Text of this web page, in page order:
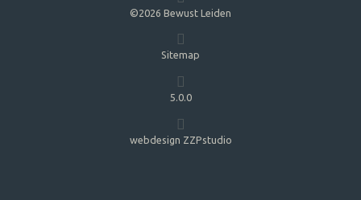
©2026 Bewust Leiden
Sitemap
5.0.0
webdesign ZZPstudio